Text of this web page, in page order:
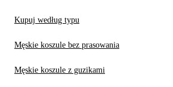
Kupuj według typu
Męskie koszule bez prasowania
Męskie koszule z guzikami